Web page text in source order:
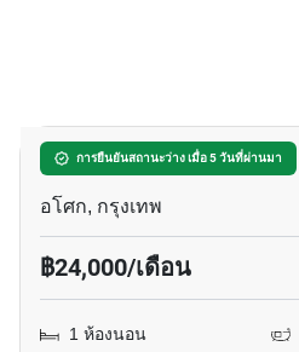
การยืนยันสถานะว่าง เมื่อ 5 วันที่ผ่านมา
แอชตัน อโศก
อโศก, กรุงเทพ
฿24,000/เดือน
1 ห้องนอน